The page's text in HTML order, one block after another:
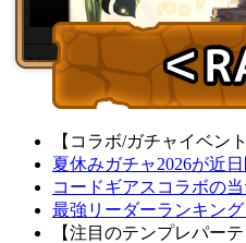
【コラボ/ガチャイベン
夏休みガチャ2026が近
コードギアスコラボの
最強リーダーランキン
【注目のテンプレパーテ